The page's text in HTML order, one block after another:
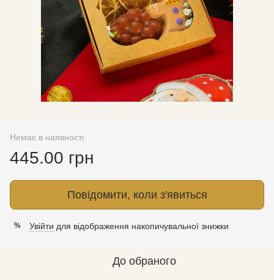
Немає в наявності
445.00 грн
Повідомити, коли з'явиться
% Увійти для відображення накопичувальної знижки
До обраного